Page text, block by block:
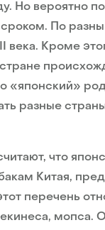
Но вероятно
По
века. Кроме
«японский»
разные
что
Китая,
перечень
мопса.